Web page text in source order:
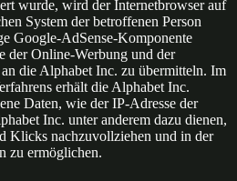
wurde, wird der Internetbrowser auf
System der betroffenen Person
Google-AdSense-Komponente
der Online-Werbung und der
die Alphabet Inc. zu übermitteln. Im
erhält die Alphabet Inc.
Daten, wie der IP-Adresse der
Inc. unter anderem dazu dienen,
Klicks nachzuvollziehen und in der
zu ermöglichen.